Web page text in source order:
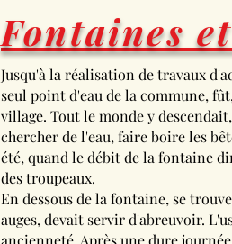
Fontaines
Jusqu'à la réalisation de travaux
seul point d'eau de la commune,
village. Tout le monde y
chercher de l'eau, faire boire les
été, quand le débit de la fontaine
des troupeaux.
En dessous de la fontaine, se
auges, devait servir d'abreuvoir.
ancienneté. Après une dure